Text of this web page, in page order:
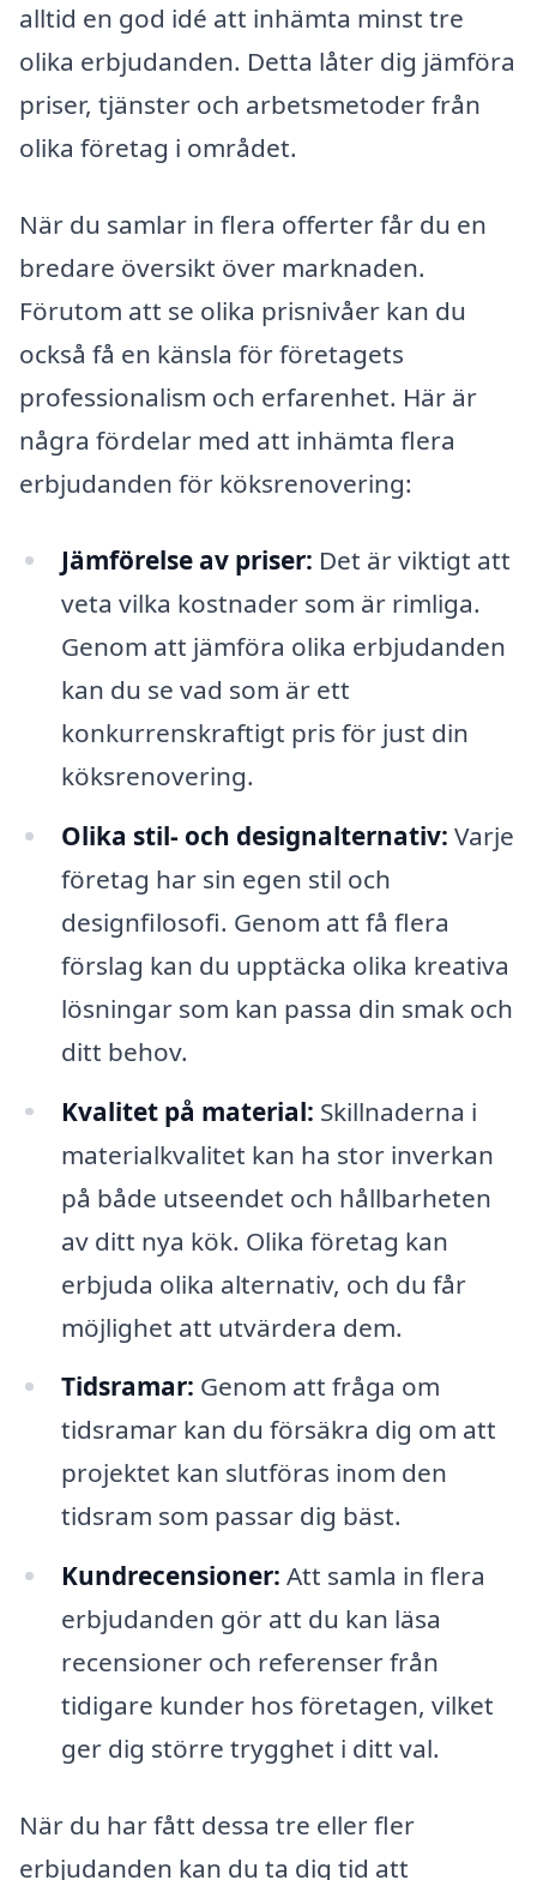
alltid en god idé att inhämta minst tre
olika erbjudanden. Detta låter dig jämföra
priser, tjänster och arbetsmetoder från
olika företag i området.
När du samlar in flera offerter får du en
bredare översikt över marknaden.
Förutom att se olika prisnivåer kan du
också få en känsla för företagets
professionalism och erfarenhet. Här är
några fördelar med att inhämta flera
erbjudanden för köksrenovering:
Jämförelse av priser: Det är viktigt att
veta vilka kostnader som är rimliga.
Genom att jämföra olika erbjudanden
kan du se vad som är ett
konkurrenskraftigt pris för just din
köksrenovering.
Olika stil- och designalternativ: Varje
företag har sin egen stil och
designfilosofi. Genom att få flera
förslag kan du upptäcka olika kreativa
lösningar som kan passa din smak och
ditt behov.
Kvalitet på material: Skillnaderna i
materialkvalitet kan ha stor inverkan
på både utseendet och hållbarheten
av ditt nya kök. Olika företag kan
erbjuda olika alternativ, och du får
möjlighet att utvärdera dem.
Tidsramar: Genom att fråga om
tidsramar kan du försäkra dig om att
projektet kan slutföras inom den
tidsram som passar dig bäst.
Kundrecensioner: Att samla in flera
erbjudanden gör att du kan läsa
recensioner och referenser från
tidigare kunder hos företagen, vilket
ger dig större trygghet i ditt val.
När du har fått dessa tre eller fler
erbjudanden kan du ta dig tid att